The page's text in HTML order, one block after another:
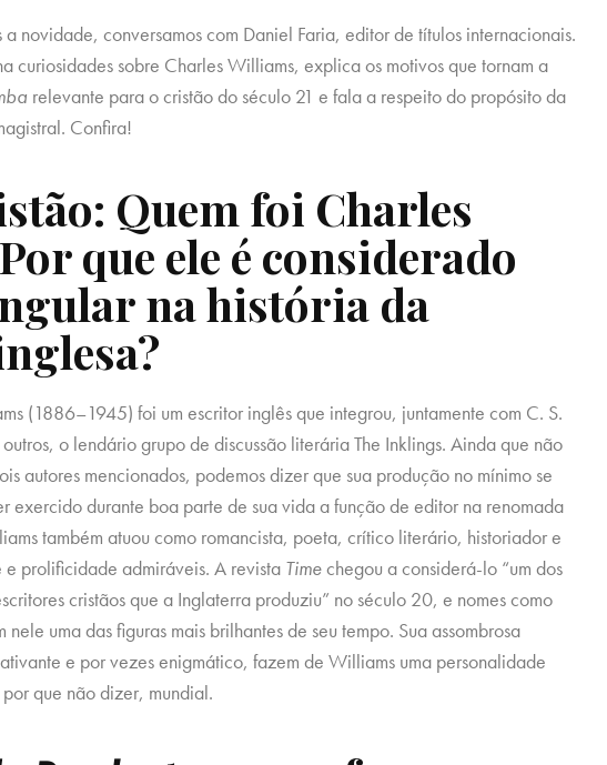
novidade, conversamos com Daniel Faria, editor de títulos internacionais.
curiosidades sobre Charles Williams, explica os motivos que tornam a
relevante para o cristão do século 21 e fala a respeito do propósito da
Confira!
Quem foi Charles
que ele é considerado
na história da
(1886–1945) foi um escritor inglês que integrou, juntamente com C. S.
outros, o lendário grupo de discussão literária The Inklings. Ainda que não
autores mencionados, podemos dizer que sua produção no mínimo se
exercido durante boa parte de sua vida a função de editor na renomada
também atuou como romancista, poeta, crítico literário, historiador e
prolificidade admiráveis. A revista Timechegou a considerá-lo “um dos
cristãos que a Inglaterra produziu” no século 20, e nomes como
uma das figuras mais brilhantes de seu tempo. Sua assombrosa
e por vezes enigmático, fazem de Williams uma personalidade
que não dizer, mundial.